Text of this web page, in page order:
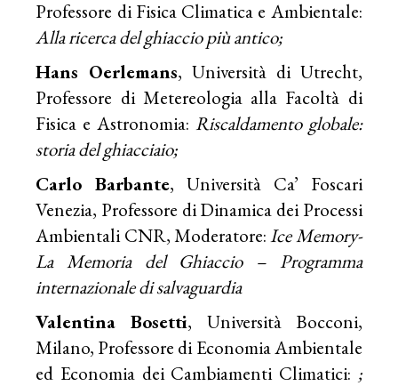
Professore di Fisica Climatica e Ambientale:
Alla ricerca del ghiaccio più antico;
Hans Oerlemans, Università di Utrecht,
Professore di Metereologia alla Facoltà di
Fisica e Astronomia: Riscaldamento globale:
storia del ghiacciaio;
Carlo Barbante, Università Ca’ Foscari
Venezia, Professore di Dinamica dei Processi
Ambientali CNR, Moderatore:Ice Memory-
La Memoria del Ghiaccio – Programma
internazionale di salvaguardia
Valentina Bosetti, Università Bocconi,
Milano, Professore di Economia Ambientale
ed Economia dei Cambiamenti Climatici: ;